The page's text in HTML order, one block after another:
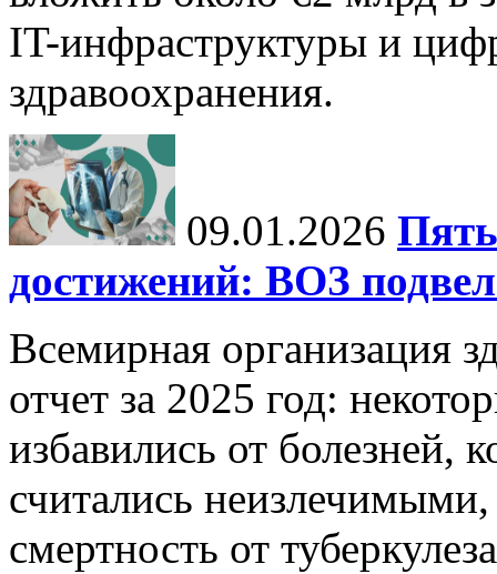
IT-инфраструктуры и
здравоохранения.
09.01.2026
достижений: ВОЗ
Всемирная организация
отчет за 2025 год:
избавились от болезней,
считались неизлечимыми,
смертность от